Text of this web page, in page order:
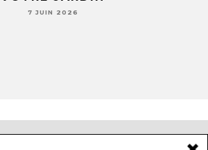
7 JUIN 2026